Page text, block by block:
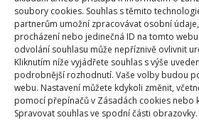
soubory cookies. Souhlas s těmito
partnerům umožní zpracovávat osobní
procházení nebo jedinečná ID na tomto
odvolání souhlasu může nepříznivě ovlivnit
Kliknutím níže vyjádřete souhlas s výše
podrobnější rozhodnutí. Vaše volby budou
webu. Nastavení můžete kdykoli změnit,
pomocí přepínačů v Zásadách cookies nebo
Spravovat souhlas ve spodní části obrazovky.
Fotografie: Pixabay
Než přijdou mrazy, vyplatí se